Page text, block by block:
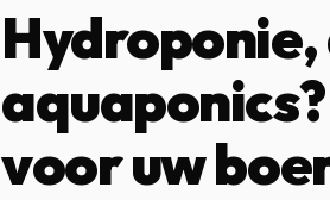
voor uw